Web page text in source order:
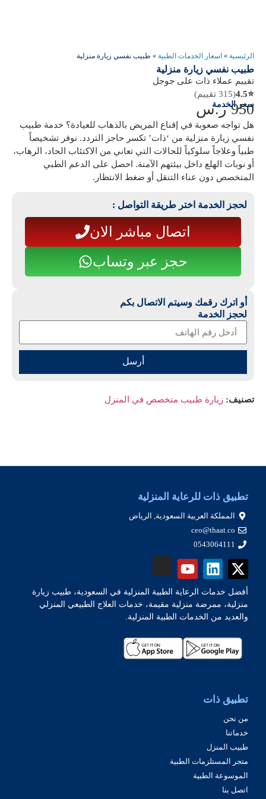
الرئيسية » اسعار الخدمات الطبية » طبيب نفسي زيارة منزلية
طبيب نفسي زيارة منزلية
تقييم عملاء ذات على جوجل
⭐
4.5(315 تقييم)
سعر الخدمة
950 ر.س
هل تواجه صعوبة في إقناع المريض بالذهاب للعيادة؟ خدمة طبيب
نفسي زيارة منزلية من ‘ذات’ تكسر حاجز التردد. نوفر تشخيصاً
طبياً وعلاجاً سلوكياً للحالات التي تعاني من الاكتئاب الحاد، الرهاب،
أو نوبات الهلع داخل بيئتهم الآمنة. احصل على الدعم الطبي
المتخصص دون عناء التنقل أو ضغط الانتظار.
لحجز الخدمة اختر طريقة التواصل :
اتصال مباشر الان
حجز عبر وتساب
أو اترك رقمك وسيتم الاتصال بكم
لحجز الخدمة
أرسل
تصنيف: زيارة طبيب متخصص في المنزل
تطبيق ذات للرعاية المنزلية
المملكة العربية السعودية, الرياض
ceo@thaat.co
0543064111
أفضل خدمات الرعاية الطبية المنزلية في السعودية، طبيب زيارة
منزلية، ممرضة منزلية مقيمة، خدمات العلاج الطبيعي المنزلي
والعديد من الخدمات الطبية المنزلية.
تطبيق ذات
من نحن
خدماتنا
طبيب المنزل
متجر المستلزمات الطبية
الموسوعة الطبية
اتصل بنا